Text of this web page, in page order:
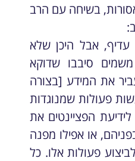
בשיחה עם הרב
עדיף, אבל היכן שלא
סיבבו שדוקא
את המידע [בצורה
פעולות שמנוגדות
הפציינטים את
או אפילו מפנה
פעולות אלו. כל